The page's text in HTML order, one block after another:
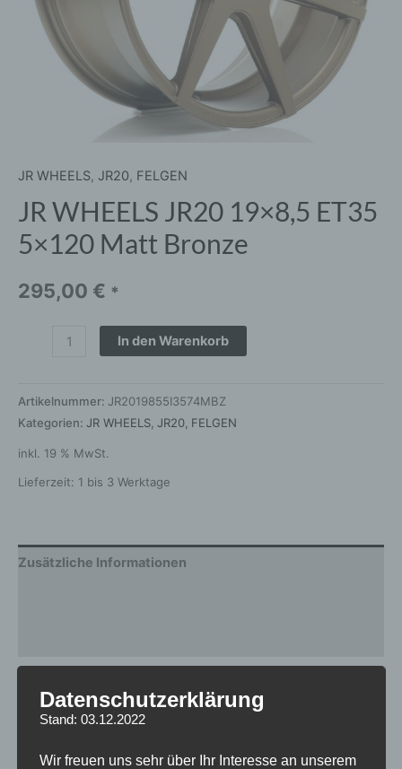
JR WHEELS, JR20, FELGEN
JR WHEELS JR20 19×8,5 ET35
5×120 Matt Bronze
295,00 € *
In den Warenkorb
Artikelnummer: JR2019855I3574MBZ
Kategorien: JR WHEELS JR20 FELGEN
inkl. 19 % MwSt.
Lieferzeit: 1 bis 3 Werktage
Zusätzliche Informationen
Breite
Design JR20
Datenschutzerklärung
Stand: 03.12.2022
Wir freuen uns sehr über Ihr Interesse an unserem